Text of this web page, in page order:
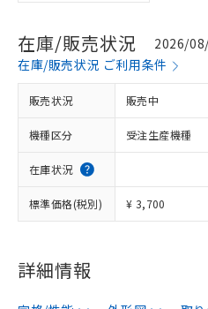
在庫/販売状況
2026/
在庫/販売状況 ご利用条件
販売状況 販売中
機種区分 受注生産機種
在庫状況
標準価格(税別) ¥ 3,700
詳細情報